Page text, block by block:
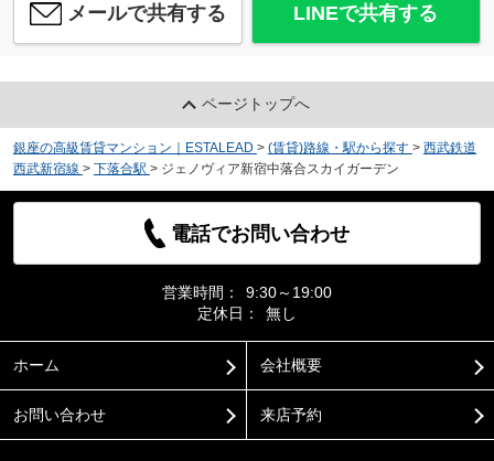
メールで共有する LINEで共有する
ページトップへ
銀座の高級賃貸マンション｜ESTALEAD > (賃貸)路線・駅から探す > 西武鉄道
西武新宿線 > 下落合駅 > ジェノヴィア新宿中落合スカイガーデン
電話でお問い合わせ
営業時間：
9:30～19:00
定休日：
無し
ホーム 会社概要
お問い合わせ 来店予約